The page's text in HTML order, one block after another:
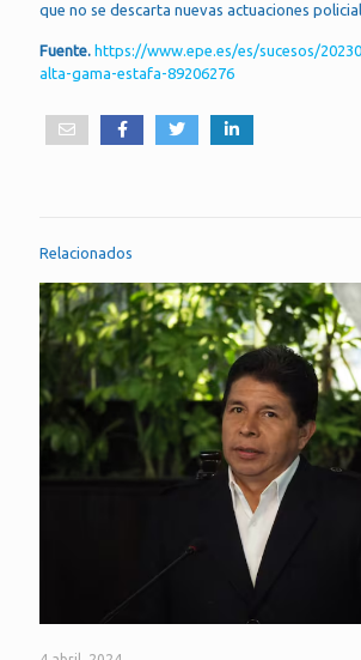
que no se descarta nuevas actuaciones
Fuente. https://www.epe.es/es/sucesos/
alta-gama-estafa-89206276
Relacionados